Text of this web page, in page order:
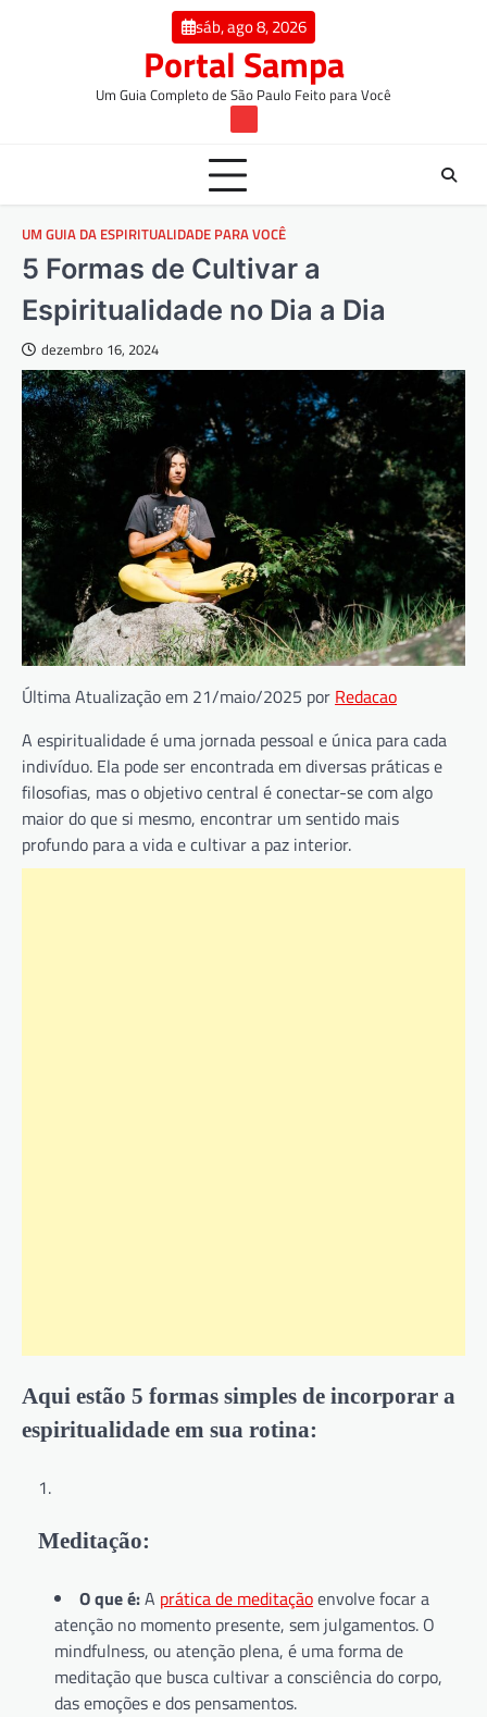
sáb, ago 8, 2026
Portal Sampa
Um Guia Completo de São Paulo Feito para Você
TW
UM GUIA DA ESPIRITUALIDADE PARA VOCÊ
5 Formas de Cultivar a
Espiritualidade no Dia a Dia
dezembro 16, 2024
Última Atualização em 21/maio/2025 por Redacao
A espiritualidade é uma jornada pessoal e única para cada
indivíduo. Ela pode ser encontrada em diversas práticas e
filosofias, mas o objetivo central é conectar-se com algo
maior do que si mesmo, encontrar um sentido mais
profundo para a vida e cultivar a paz interior.
Aqui estão 5 formas simples de incorporar a
espiritualidade em sua rotina:
Meditação:
O que é:A prática de meditaçãoenvolve focar a
atenção no momento presente, sem julgamentos. O
mindfulness, ou atenção plena, é uma forma de
meditação que busca cultivar a consciência do corpo,
das emoções e dos pensamentos.